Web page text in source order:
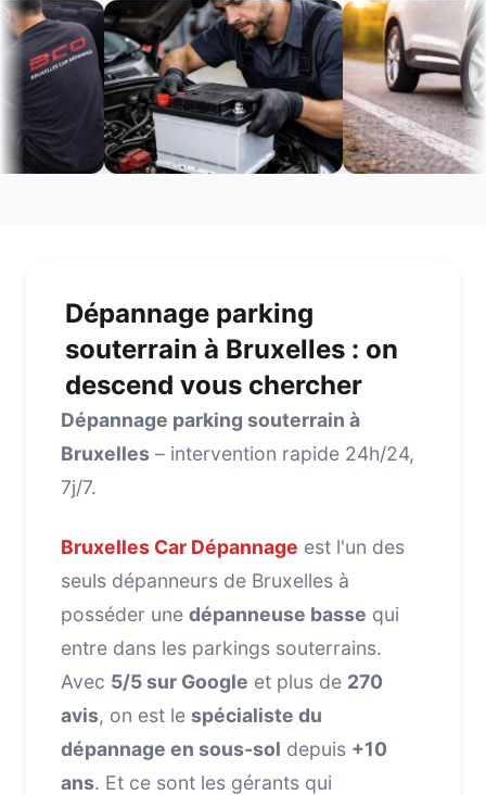
Dépannage parking
souterrain à Bruxelles : on
descend vous chercher
Dépannage parking souterrain à
Bruxelles – intervention rapide 24h/24,
7j/7.
Bruxelles Car Dépannage est l'un des
seuls dépanneurs de Bruxelles à
posséder une dépanneuse basse qui
entre dans les parkings souterrains.
Avec 5/5 sur Google et plus de 270
avis, on est le spécialiste du
dépannage en sous-sol depuis +10
ans. Et ce sont les gérants qui